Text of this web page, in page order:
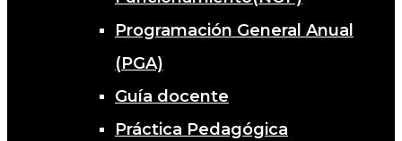
Programación General Anual
(PGA)
Guía docente
Práctica Pedagógica